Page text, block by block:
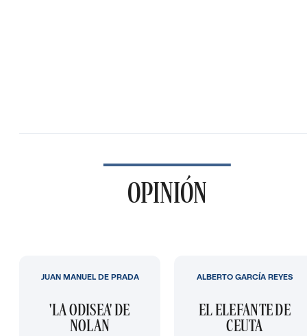
OPINIÓN
'LA ODISEA' DE
NOLAN
JUAN MANUEL DE PRADA
EL ELEFANTE DE
CEUTA
ALBERTO GARCÍA REYES